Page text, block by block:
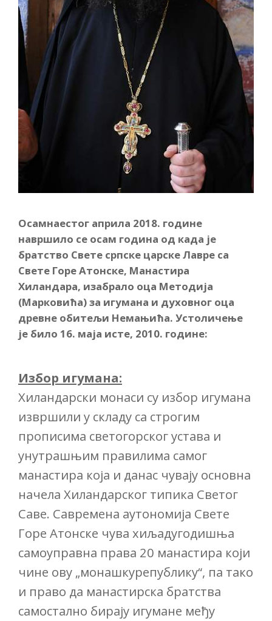
Осамнаестог априла 2018. године
навршило се осам година од када је
братство Свете српске царске Лавре са
Свете Горе Атонске, Манастира
Хиландара, изабрало оца Методија
(Марковића) за игумана и духовног оца
древне обитељи Немањића. Устоличење
је било 16. маја исте, 2010. године:
Избор игумана:
Хиландарски монаси су избор игумана
извршили у складу са строгим
прописима светогорског устава и
унутрашњим правилима самог
манастира која и данас чувају основна
начела Хиландарског типика Светог
Саве. Савремена аутономија Свете
Горе Атонске чува хиљадугодишња
самоуправна права 20 манастира који
чине ову „монашкурепублику“, па тако
и право да манастирска братства
самостално бирају игумане међу